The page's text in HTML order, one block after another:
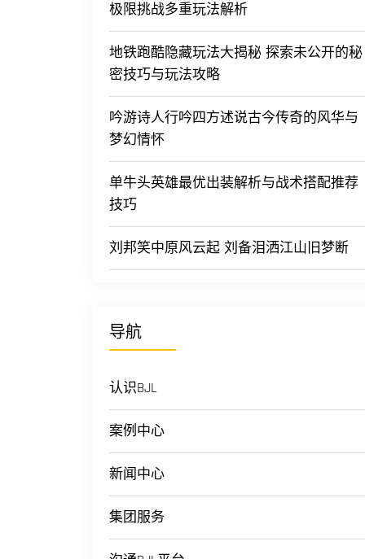
极限挑战多重玩法解析
地铁跑酷隐藏玩法大揭秘 探索未公开的秘
密技巧与玩法攻略
吟游诗人行吟四方述说古今传奇的风华与
梦幻情怀
单牛头英雄最优出装解析与战术搭配推荐
技巧
刘邦笑中原风云起 刘备泪洒江山旧梦断
导航
认识BJL
案例中心
新闻中心
集团服务